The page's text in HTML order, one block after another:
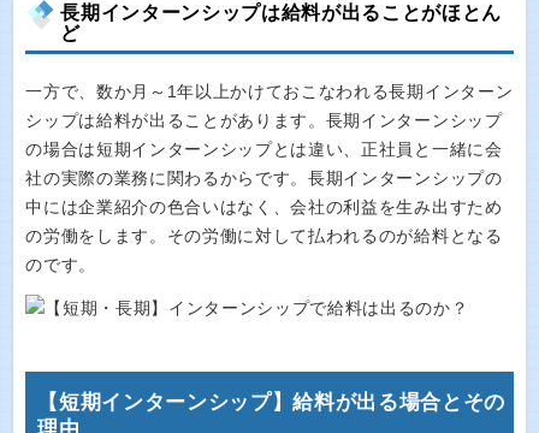
長期インターンシップは給料が出ることがほとん
ど
一方で、数か月～1年以上かけておこなわれる長期インターン
シップは給料が出ることがあります。長期インターンシップ
の場合は短期インターンシップとは違い、正社員と一緒に会
社の実際の業務に関わるからです。長期インターンシップの
中には企業紹介の色合いはなく、会社の利益を生み出すため
の労働をします。その労働に対して払われるのが給料となる
のです。
【短期インターンシップ】給料が出る場合とその